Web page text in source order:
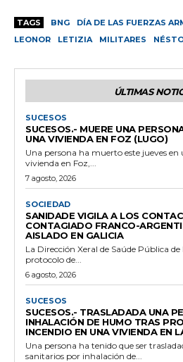
TAGS BNG DÍA DE LAS FUERZAS
LEONOR
LETIZIA MILITARES
ÚLTIMAS
SUCESOS
SUCESOS.- MUERE UNA
UNA VIVIENDA EN FOZ (LUGO)
Una persona ha muerto este jueves
vivienda en Foz,...
7 agosto, 2026
SOCIEDAD
SANIDADE VIGILA A LOS
CONTAGIADO FRANCO-
AISLADO EN GALICIA
La Dirección Xeral de Saúde Pública
protocolo de...
6 agosto, 2026
SUCESOS
SUCESOS.- TRASLADADA UNA
INHALACIÓN DE HUMO TRAS
INCENDIO EN UNA VIVIENDA EN
Una persona ha tenido que ser
sanitarios por inhalación de...